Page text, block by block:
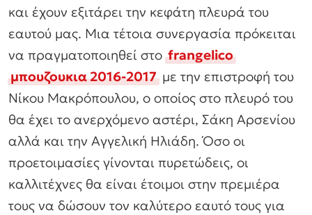
και έχουν εξιτάρει την κεφάτη πλευρά του
εαυτού μας. Μια τέτοια συνεργασία πρόκειται
να πραγματοποιηθεί στοfrangelico
μπουζουκια 2016-2017με την επιστροφή του
Νίκου Μακρόπουλου, ο οποίος στο πλευρό του
θα έχει το ανερχόμενο αστέρι, Σάκη Αρσενίου
αλλά και την Αγγελική Ηλιάδη. Όσο οι
προετοιμασίες γίνονται πυρετώδεις, οι
καλλιτέχνες θα είναι έτοιμοι στην πρεμιέρα
τους να δώσουν τον καλύτερο εαυτό τους για